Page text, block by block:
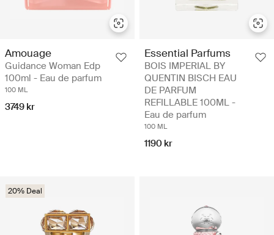
Amouage
Guidance Woman Edp
100ml - Eau de parfum
100 ML
3749 kr
Essential Parfums
BOIS IMPERIAL BY
QUENTIN BISCH EAU
DE PARFUM
REFILLABLE 100ML -
Eau de parfum
100 ML
1190 kr
20% Deal